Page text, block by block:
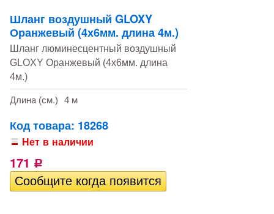
Шланг воздушный GLOXY
Оранжевый (4х6мм. длина 4м.)
Шланг люминесцентный воздушный
GLOXY Оранжевый (4х6мм. длина
4м.)
Длина (см.) 4 м
Код товара: 18268
Нет в наличии
171 Р